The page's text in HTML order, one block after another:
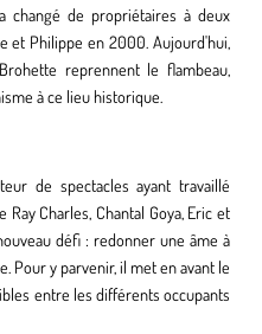
changé de propriétaires à deux
et Philippe en 2000. Aujourd'hui,
reprennent le flambeau,
à ce lieu historique.
de spectacles ayant travaillé
Charles, Chantal Goya, Eric et
défi : redonner une âme à
Pour y parvenir, il met en avant le
entre les différents occupants